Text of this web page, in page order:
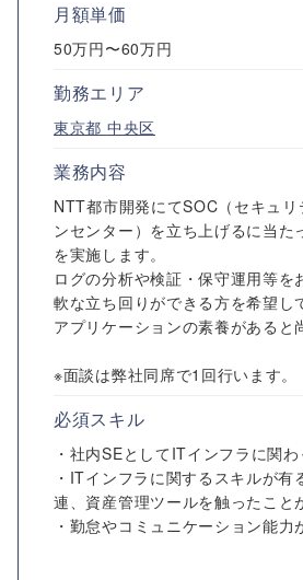
月額単価
50万円〜60万円
勤務エリア
東京都 中央区
業務内容
NTT都市開発にてSOC（セキュリ
ンセンター）を立ち上げるに当た
を実施します。
ログの分析や検証・保守運用等を
軟な立ち回りができる方を希望し
アプリケーションの素養があると
※面談は弊社同席で1回行います。
必須スキル
・社内SEとしてITインフラに関
・ITインフラに関するスキルが有
連、資産管理ツールを触ったこと
・勤怠やコミュニケーション能力